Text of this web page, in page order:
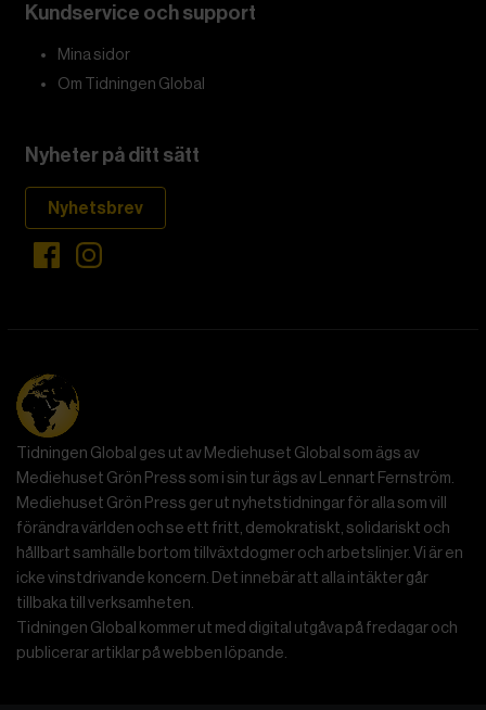
Kundservice och support
Mina sidor
Om Tidningen Global
Nyheter på ditt sätt
Nyhetsbrev
Tidningen Global ges ut av Mediehuset Global som ägs av
Mediehuset Grön Press som i sin tur ägs av Lennart Fernström.
Mediehuset Grön Press ger ut nyhetstidningar för alla som vill
förändra världen och se ett fritt, demokratiskt, solidariskt och
hållbart samhälle bortom tillväxtdogmer och arbetslinjer. Vi är en
icke vinstdrivande koncern. Det innebär att alla intäkter går
tillbaka till verksamheten.
Tidningen Global kommer ut med digital utgåva på fredagar och
publicerar artiklar på webben löpande.